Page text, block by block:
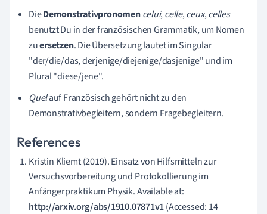
DieDemonstrativpronomencelui,celle,ceux,celles
benutzt Du in der französischen Grammatik, um Nomen
zuersetzen. Die Übersetzung lautet im Singular
"der/die/das, derjenige/diejenige/dasjenige" und im
Plural "diese/jene".
Quelauf Französisch gehört nicht zu den
Demonstrativbegleitern, sondern Fragebegleitern.
References
Kristin Kliemt (2019). Einsatz von Hilfsmitteln zur
Versuchsvorbereitung und Protokollierung im
Anfängerpraktikum Physik. Available at:
http://arxiv.org/abs/1910.07871v1(Accessed: 14